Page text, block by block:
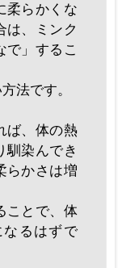
柔らかくな
は、ミンク
で」するこ
法です。
ば、体の熱
馴染んでき
らかさは増
ことで、体
るはずで